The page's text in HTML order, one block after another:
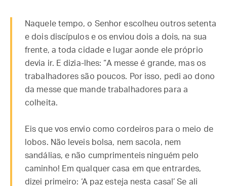
Naquele tempo, o Senhor escolheu outros setenta
e dois discípulos e os enviou dois a dois, na sua
frente, a toda cidade e lugar aonde ele próprio
devia ir. E dizia-lhes: “A messe é grande, mas os
trabalhadores são poucos. Por isso, pedi ao dono
da messe que mande trabalhadores para a
colheita.
Eis que vos envio como cordeiros para o meio de
lobos. Não leveis bolsa, nem sacola, nem
sandálias, e não cumprimenteis ninguém pelo
caminho! Em qualquer casa em que entrardes,
dizei primeiro: ‘A paz esteja nesta casa!’ Se ali